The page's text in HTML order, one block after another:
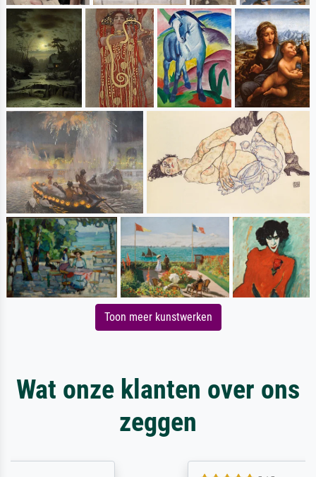
Toon meer kunstwerken
Wat onze klanten over ons
zeggen